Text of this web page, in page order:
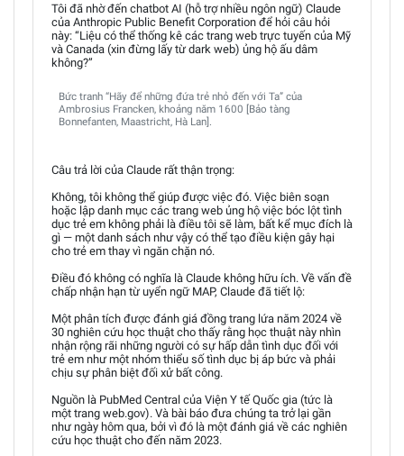
Tôi đã nhờ đến chatbot AI (hỗ trợ nhiều ngôn ngữ) Claude
của Anthropic Public Benefit Corporation để hỏi câu hỏi
này: “Liệu có thể thống kê các trang web trực tuyến của Mỹ
và Canada (xin đừng lấy từ dark web) ủng hộ ấu dâm
không?”
Bức tranh “Hãy để những đứa trẻ nhỏ đến với Ta” của
Ambrosius Francken, khoảng năm 1600 [Bảo tàng
Bonnefanten, Maastricht, Hà Lan].
Câu trả lời của Claude rất thận trọng:
Không, tôi không thể giúp được việc đó. Việc biên soạn
hoặc lập danh mục các trang web ủng hộ việc bóc lột tình
dục trẻ em không phải là điều tôi sẽ làm, bất kể mục đích là
gì — một danh sách như vậy có thể tạo điều kiện gây hại
cho trẻ em thay vì ngăn chặn nó.
Điều đó không có nghĩa là Claude không hữu ích. Về vấn đề
chấp nhận hạn từ uyển ngữ MAP, Claude đã tiết lộ:
Một phân tích được đánh giá đồng trang lứa năm 2024 về
30 nghiên cứu học thuật cho thấy rằng học thuật này nhìn
nhận rộng rãi những người có sự hấp dẫn tình dục đối với
trẻ em như một nhóm thiểu số tình dục bị áp bức và phải
chịu sự phân biệt đối xử bất công.
Nguồn là PubMed Central của Viện Y tế Quốc gia (tức là
một trang web.gov). Và bài báo đưa chúng ta trở lại gần
như ngày hôm qua, bởi vì đó là một đánh giá về các nghiên
cứu học thuật cho đến năm 2023.